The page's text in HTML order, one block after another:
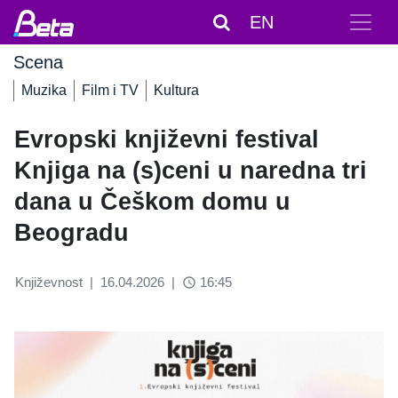
EN
Scena
Muzika Film i TV Kultura
Evropski književni festival
Knjiga na (s)ceni u naredna tri
dana u Češkom domu u
Beogradu
Književnost | 16.04.2026 | access_time 16:45